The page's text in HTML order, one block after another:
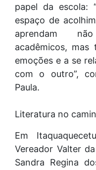
papel da escola:
espaço de
aprendam
acadêmicos,
emoções e a se
com o outro”,
Paula.
Literatura no
Em
Vereador Valter
Sandra Regina